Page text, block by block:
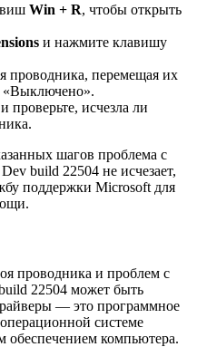
Win + R, чтобы открыть
и нажмите клавишу
проводника, перемещая их
«Выключено».
проверьте, исчезла ли
шагов проблема с
build 22504 не исчезает,
поддержки Microsoft для
проводника и проблем с
22504 может быть
— это программное
системе
обеспечением компьютера.